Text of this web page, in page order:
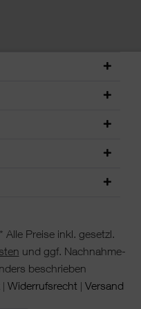
Preise inkl. gesetzl.
und ggf. Nachnahme-
beschrieben
| Widerrufsrecht | Versand